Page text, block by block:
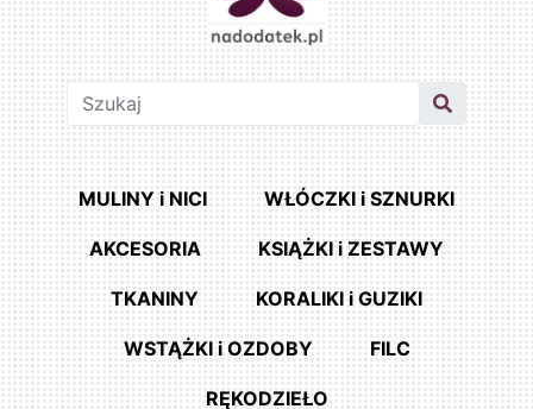
MULINY i NICI WŁÓCZKI i SZNURKI
AKCESORIA KSIĄŻKI i ZESTAWY
TKANINY KORALIKI i GUZIKI
WSTĄŻKI i OZDOBY FILC
RĘKODZIEŁO